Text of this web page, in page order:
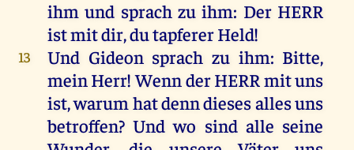
ihm und sprach zu ihm: Der HERR
istmitdir,dutapfererHeld!
13 Und Gideon sprach zu ihm: Bitte,
meinHerr!WennderHERRmituns
ist,warum hatdenndiesesallesuns
betroffen?Und wo sind alle seine